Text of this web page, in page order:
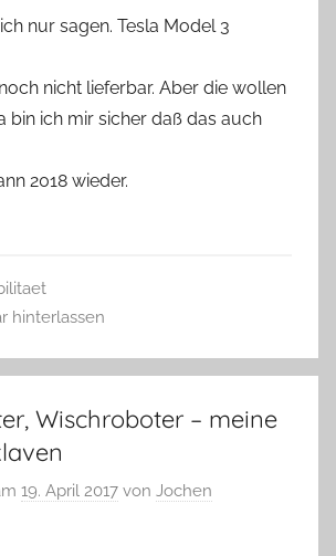
nur sagen. Tesla Model 3
nicht lieferbar. Aber die wollen
bin ich mir sicher daß das auch
2018 wieder.
hinterlassen
Wischroboter – meine
19. April 2017 von Jochen